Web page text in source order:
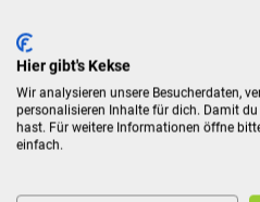
TeWa
Akupunkturnadeln ohne
Aus medizinischem Edelstahl
Hier gibt's Kekse
Wir analysieren unsere Besucherdaten,
personalisieren Inhalte für dich. Damit
hast. Für weitere Informationen öffne
einfach.